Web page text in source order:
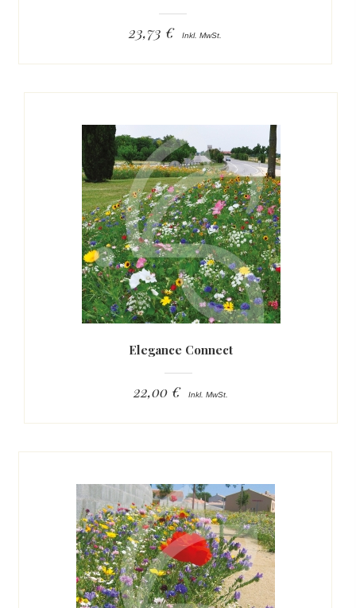
23,73 € Inkl. MwSt.
Elegance Connect
22,00 € Inkl. MwSt.